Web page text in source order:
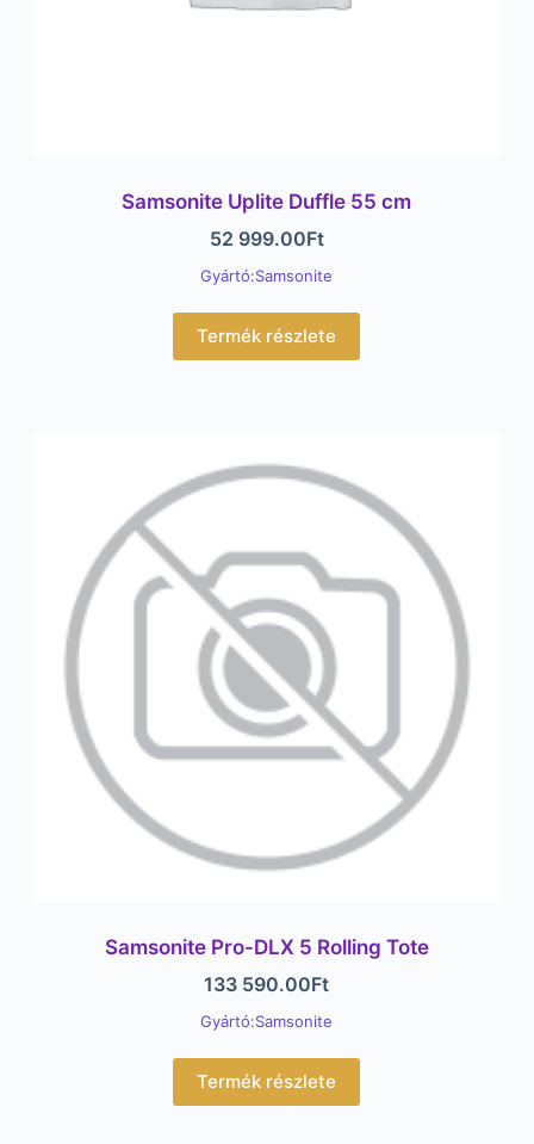
Samsonite Uplite Duffle 55 cm
52 999.00Ft
Gyártó:Samsonite
Termék részlete
Samsonite Pro-DLX 5 Rolling Tote
133 590.00Ft
Gyártó:Samsonite
Termék részlete